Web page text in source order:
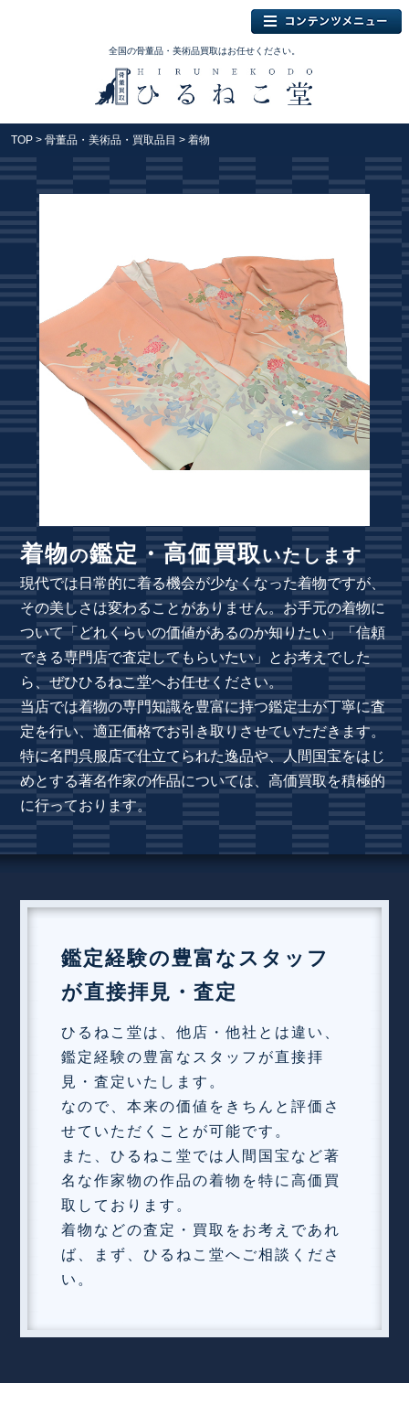
全国の骨董品・美術品買取はお任せください。
TOP > 骨董品・美術品・買取品目 > 着物
着物の鑑定・高価買取いたします
現代では日常的に着る機会が少なくなった着物ですが、
その美しさは変わることがありません。お手元の着物に
ついて「どれくらいの価値があるのか知りたい」「信頼
できる専門店で査定してもらいたい」とお考えでした
ら、ぜひひるねこ堂へお任せください。
当店では着物の専門知識を豊富に持つ鑑定士が丁寧に査
定を行い、適正価格でお引き取りさせていただきます。
特に名門呉服店で仕立てられた逸品や、人間国宝をはじ
めとする著名作家の作品については、高価買取を積極的
に行っております。
鑑定経験の豊富なスタッフ
が直接拝見・査定
ひるねこ堂は、他店・他社とは違い、
鑑定経験の豊富なスタッフが直接拝
見・査定いたします。
なので、本来の価値をきちんと評価さ
せていただくことが可能です。
また、ひるねこ堂では人間国宝など著
名な作家物の作品の着物を特に高価買
取しております。
着物などの査定・買取をお考えであれ
ば、まず、ひるねこ堂へご相談くださ
い。